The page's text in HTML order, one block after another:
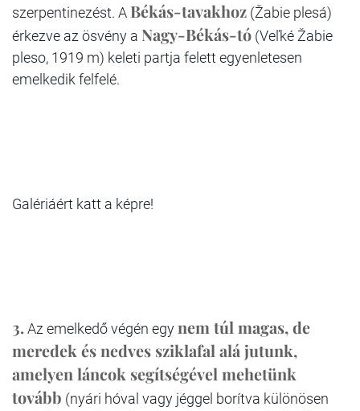
szerpentinezést. A Békás-tavakhoz (Žabie plesá)
érkezve az ösvény a Nagy-Békás-tó (Veľké Žabie
pleso, 1919 m) keleti partja felett egyenletesen
emelkedik felfelé.
Galériáért katt a képre!
3.Az emelkedő végén egynem túl magas, de
meredek és nedves sziklafal alá jutunk,
amelyen láncok segítségével mehetünk
tovább (nyári hóval vagy jéggel borítva különösen